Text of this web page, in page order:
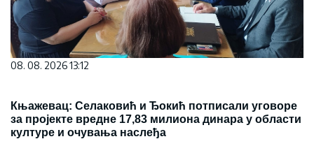
08. 08. 2026 13:12
Књажевац: Селаковић и Ђокић потписали уговоре
за пројекте вредне 17,83 милиона динара у области
културе и очувања наслеђа